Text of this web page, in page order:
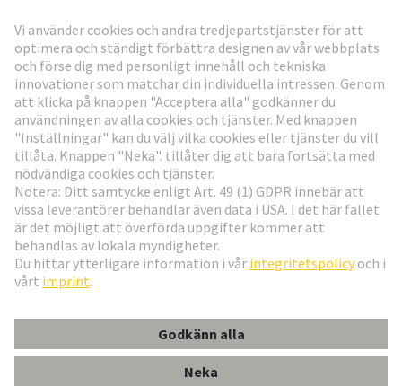
Gå till registrering
Social Media
Sverige
© Teknologi-koncernen HARTING